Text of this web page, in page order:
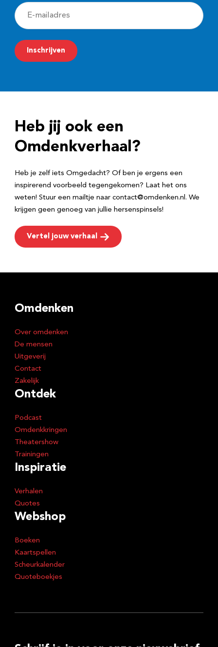
E
-
m
a
r
e
Inschrijven
Heb jij ook een
Omdenkverhaal?
Heb je zelf iets Omgedacht? Of ben je ergens een
inspirerend voorbeeld tegengekomen? Laat het ons
weten! Stuur een mailtje naar contact@omdenken.nl. We
krijgen geen genoeg van jullie hersenspinsels!
Vertel jouw verhaal
Omdenken
Over omdenken
De mensen
Uitgeverij
Contact
Zakelijk
Ontdek
Podcast
Omdenkkringen
Theatershow
Trainingen
Inspiratie
Verhalen
Quotes
Webshop
Boeken
Kaartspellen
Scheurkalender
Quoteboekjes